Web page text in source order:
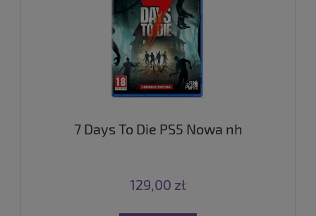
7 Days To Die PS5 Nowa nh
129,00 zł